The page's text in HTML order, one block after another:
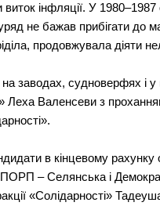
інфляції. У 1980–1987
не бажав прибігати до
продовжувала діяти
заводах, судноверфях і
Леха Валенсеви з
в кінцевому рахунку
– Селянська і
«Солідарності»